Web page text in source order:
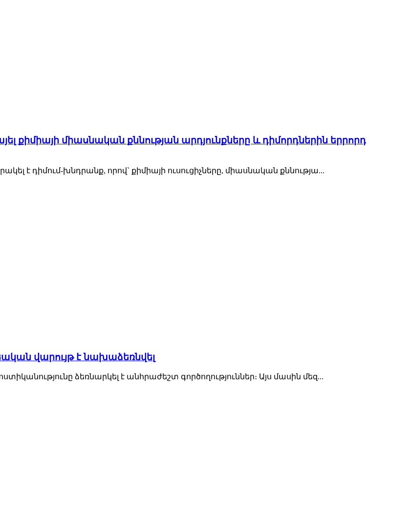
քիմիայի միասնական քննության արդյունքները և դիմորդներին երրորդ
է դիմում-խնդրանք, որով` քիմիայի ուսուցիչները, միասնական քննությա...
վարույթ է նախաձեռնվել
ձեռնարկել է անհրաժեշտ գործողություններ։ Այս մասին մեզ...